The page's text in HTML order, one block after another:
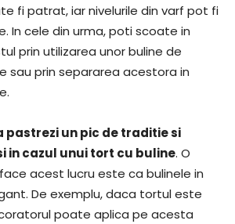
fi patrat, iar nivelurile din varf pot fi
In cele din urma, poti scoate in
prin utilizarea unor buline de
sau prin separarea acestora in
pastrezi un pic de traditie si
in cazul unui tort cu buline. O
acest lucru este ca bulinele in
De exemplu, daca tortul este
poate aplica pe acesta